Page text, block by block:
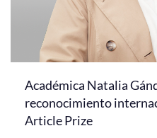
Académica Natalia
reconocimiento
Article Prize